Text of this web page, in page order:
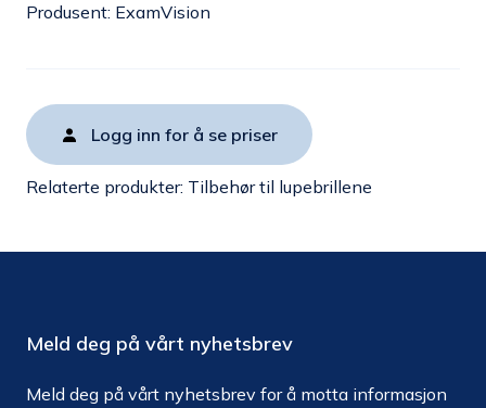
Produsent: ExamVision
Logg inn for å se priser
Relaterte produkter: Tilbehør til lupebrillene
Meld deg på vårt nyhetsbrev
Meld deg på vårt nyhetsbrev for å motta informasjon